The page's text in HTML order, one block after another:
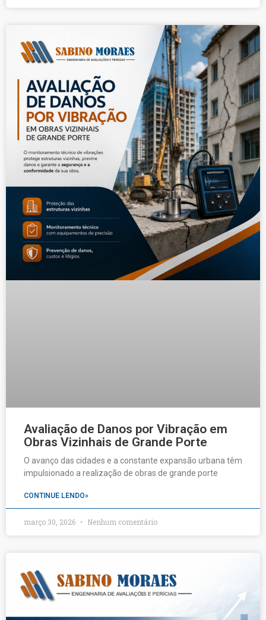
Avaliação de Danos por Vibração em
Obras Vizinhais de Grande Porte
O avanço das cidades e a constante expansão urbana têm
impulsionado a realização de obras de grande porte
CONTINUE LENDO»
março 30, 2026 Nenhum comentário